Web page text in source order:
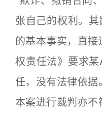
张自己的权利。
的基本事实，直
权责任法》要求
任，没有法律依
本案进行裁判亦不